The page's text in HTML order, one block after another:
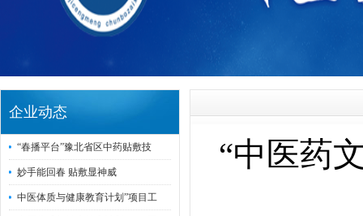
企业动态
“春播平台”豫北省区中药贴敷技
妙手能回春 贴敷显神威
中医体质与健康教育计划”项目工
“中医药